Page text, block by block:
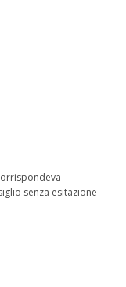
senza esitazione